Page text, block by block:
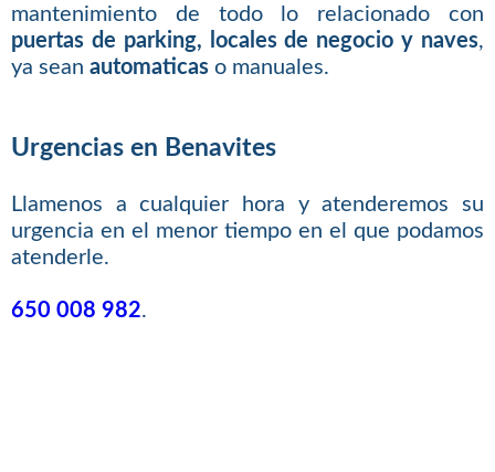
mantenimiento de todo lo relacionado con
puertas de parking, locales de negocio y naves,
ya sean automaticaso manuales.
Urgencias en Benavites
Llamenos a cualquier hora y atenderemos su
urgencia en el menor tiempo en el que podamos
atenderle.
650 008 982.